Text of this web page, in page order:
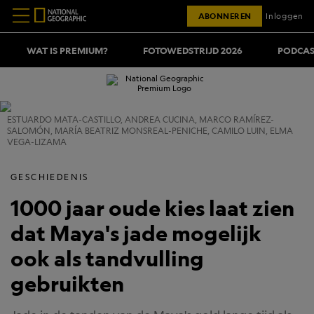
WAT IS PREMIUM? FOTOWEDSTRIJD 2026
ABONNEREN Inloggen
ESTUARDO MATA-CASTILLO, ANDREA CUCINA, MARCO RAMÍREZ-
SALOMÓN, MARÍA BEATRIZ MONSREAL-PENICHE, CAMILO LUIN, ELMA
VEGA-LIZAMA
GESCHIEDENIS
1000 jaar oude kies laat zien
dat Maya's jade mogelijk
ook als tandvulling
gebruikten